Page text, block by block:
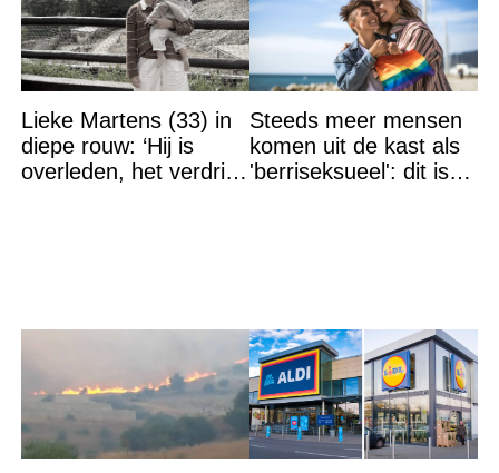
Lieke Martens (33) in
diepe rouw: ‘Hij is
overleden, het verdriet
Steeds meer mensen
komen uit de kast als
'berriseksueel': dit is